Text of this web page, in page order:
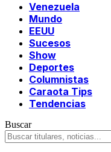
Venezuela
Mundo
EEUU
Sucesos
Show
Deportes
Columnistas
Caraota Tips
Tendencias
Buscar